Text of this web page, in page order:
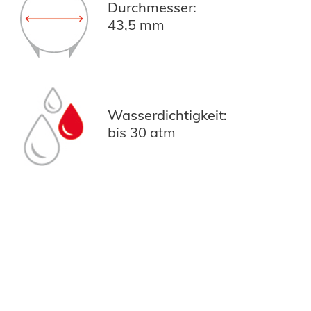
Durchmesser:
43,5 mm
Wasserdichtigkeit:
bis 30 atm